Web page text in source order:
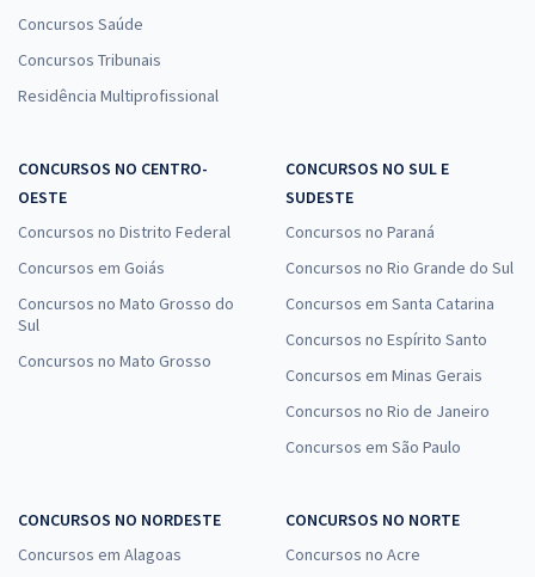
Concursos Saúde
Concursos Tribunais
Residência Multiprofissional
CONCURSOS NO CENTRO-
OESTE
Concursos no Distrito Federal
Concursos em Goiás
Concursos no Mato Grosso do
Sul
Concursos no Mato Grosso
CONCURSOS NO SUL E
SUDESTE
Concursos no Paraná
Concursos no Rio Grande do Sul
Concursos em Santa Catarina
Concursos no Espírito Santo
Concursos em Minas Gerais
Concursos no Rio de Janeiro
Concursos em São Paulo
CONCURSOS NO NORDESTE
Concursos em Alagoas
CONCURSOS NO NORTE
Concursos no Acre